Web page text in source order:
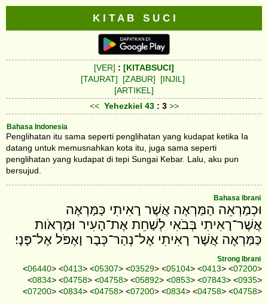
K I T A B S U C I
[VER] : [KITABSUCI]
[TAURAT]
[ZABUR]
[INJIL]
[ARTIKEL]
<< Yehezkiel 43 : 3 >>
Bahasa Indonesia
Penglihatan itu sama seperti penglihatan yang kudapat ketika Ia
datang untuk memusnahkan kota itu, juga sama seperti
penglihatan yang kudapat di tepi Sungai Kebar. Lalu, aku pun
bersujud.
Bahasa Ibrani
וּכְמַרְאֵה הַמַּרְאֶה אֲשֶׁר רָאִיתִי כַּמַּרְאֶה
אֲשֶׁר־רָאִיתִי בְּבֹאִי לְשַׁחֵת אֶת־הָעִיר וּמַרְאֹות
כַּמַּרְאֶה אֲשֶׁר רָאִיתִי אֶל־נְהַר־כְּבָר וָאֶפֹּל אֶל־פָּנָי׃
Strong Ibrani
<06440> <0413> <05307> <03529> <05104> <0413> <07200>
<0834> <04758> <04758> <05892> <0853> <07843> <0935>
<07200> <0834> <04758> <07200> <0834> <04758> <04758>